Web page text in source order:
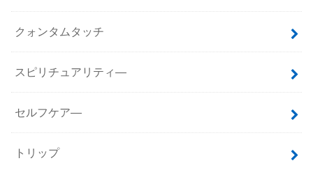
クォンタムタッチ
スピリチュアリティ―
セルフケア―
トリップ